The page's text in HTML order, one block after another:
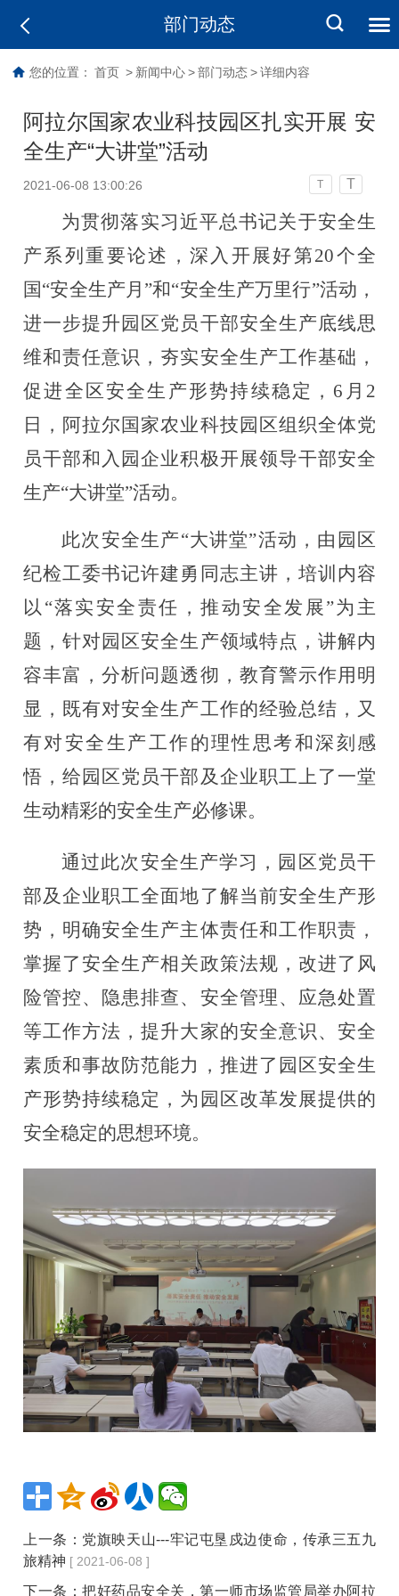
部门动态
您的位置： 首页 > 新闻中心 > 部门动态 > 详细内容
阿拉尔国家农业科技园区扎实开展 安
全生产“大讲堂”活动
2021-06-08 13:00:26 T T
为贯彻落实习近平总书记关于安全生
产系列重要论述， 深入开展好第20个全
国“安全生产月”和“安全生产万里行”活动 ，
进一步提升园区党员干部安全生产底线思
维和责任意识，夯实安全生产工作基础，
促进全区安全生产形势持续稳定， 6月2
日， 阿拉尔国家农业科技园区组织全体党
员干部和入园企业积极开展领导干部安全
生产“大讲堂”活动。
此次安全生产“大讲堂”活动，由园区
纪检工委书记许建勇同志主讲，培训内容
以“落实安全责任，推动安全发展”为主
题，针对园区安全生产领域特点，讲解内
容丰富，分析问题透彻，教育警示作用明
显，既有对安全生产工作的经验总结，又
有对安全生产工作的理性思考和深刻感
悟，给园区党员干部及企业职工上了一堂
生动精彩的安全生产必修课。
通过此次安全生产学习，园区党员干
部及企业职工全面地了解当前安全生产形
势，明确安全生产主体责任和工作职责，
掌握了安全生产相关政策法规，改进了风
险管控、隐患排查、安全管理、应急处置
等工作方法，提升大家的安全意识、安全
素质和事故防范能力，推进了园区安全生
产形势持续稳定，为园区改革发展提供的
安全稳定的思想环境。
上一条： 党旗映天山---牢记屯垦戍边使命，传承三五九
旅精神 [ 2021-06-08 ]
下一条：把好药品安全关，第一师市场监管局举办阿拉